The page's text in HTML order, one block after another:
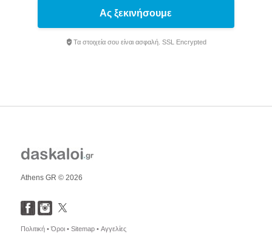
Ας ξεκινήσουμε
Τα στοιχεία σου είναι ασφαλή. SSL Encrypted
Athens GR © 2026
Πολιτική •Όροι • Sitemap • Αγγελίες